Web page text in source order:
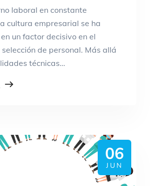
laboral en constante
cultura empresarial se ha
un factor decisivo en el
de personal. Más allá
técnicas…
06
JUN